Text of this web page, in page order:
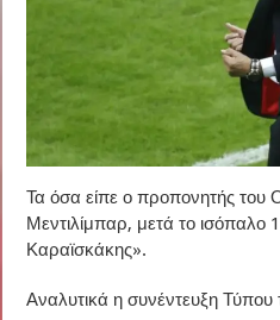
Τα όσα είπε ο προπονητής του
Μεντιλίμπαρ, μετά το ισόπαλο
Καραϊσκάκης».
Αναλυτικά η συνέντευξη Τύπου